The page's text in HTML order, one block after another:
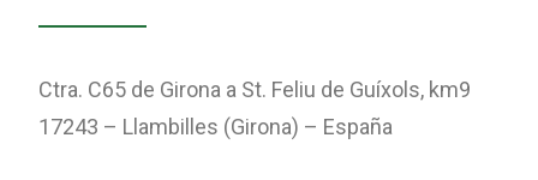
Ctra. C65 de Girona a St. Feliu de Guíxols, km9
17243 – Llambilles (Girona) – España